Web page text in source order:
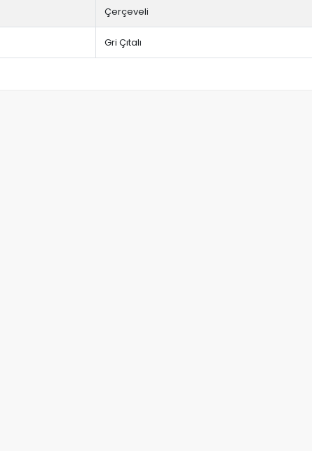
Çerçeveli
Gri Çıtalı